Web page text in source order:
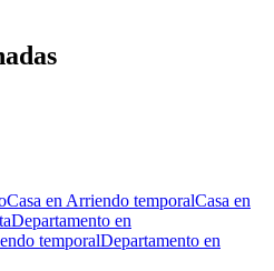
Casa en Arriendo temporalCasa en
Departamento en
temporalDepartamento en